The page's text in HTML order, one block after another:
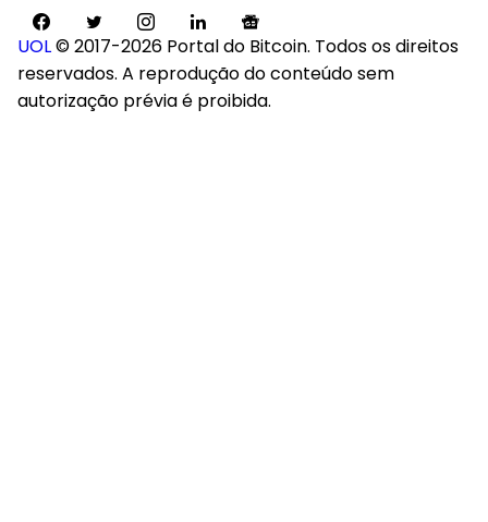
UOL© 2017-2026 Portal do Bitcoin. Todos os direitos
reservados. A reprodução do conteúdo sem
autorização prévia é proibida.